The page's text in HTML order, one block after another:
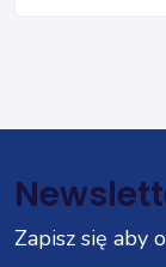
Zapisz się aby